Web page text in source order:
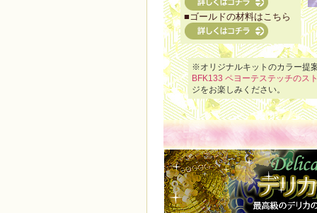
■ゴールドの材料はこちら
※オリジナルキットのカラー提
BFK133 ペヨーテステッチのス
ジをお楽しみください。